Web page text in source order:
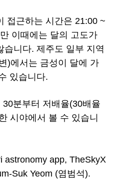
접근하는 시간은 21:00 ~
이때에는 달의 고도가
습니다. 제주도 일부 지역
)에서는 금성이 달에 가
있습니다.
분부터 저배율(30배율
시야에서 볼 수 있습니
astronomy app, TheSkyX
Suk Yeom (염범석).